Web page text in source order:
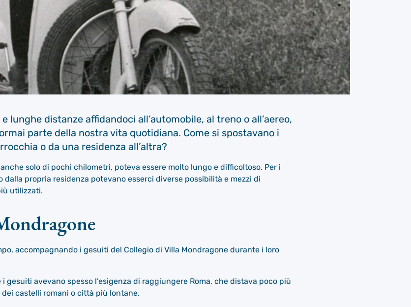
lunghe distanze affidandoci all’automobile, al treno o all’aereo,
parte della nostra vita quotidiana. Come si spostavano i
o da una residenza all’altra?
solo di pochi chilometri, poteva essere molto lungo e difficoltoso. Per i
propria residenza potevano esserci diverse possibilità e mezzi di
utilizzati.
accompagnando i gesuiti del Collegio di Villa Mondragone durante i loro
gesuiti avevano spesso l’esigenza di raggiungere Roma, che distava poco più
castelli romani o città più lontane.